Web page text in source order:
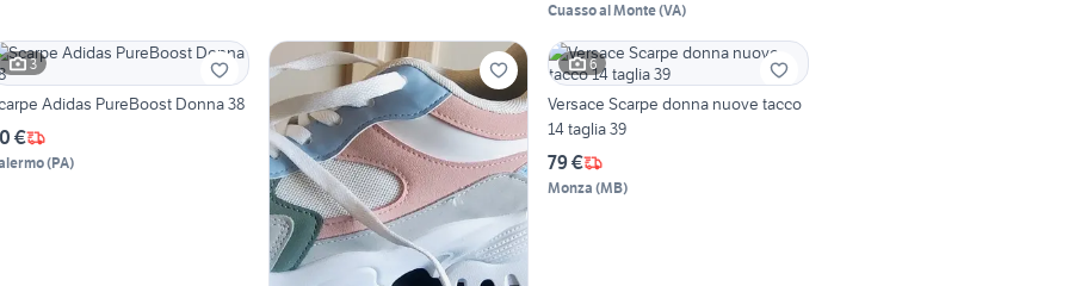
Cuasso al Monte(VA)
3
Adidas PureBoost Donna 38
€
(PA)
6
Versace Scarpe donna nuove tacco
14 taglia 39
79 €
Monza (MB)